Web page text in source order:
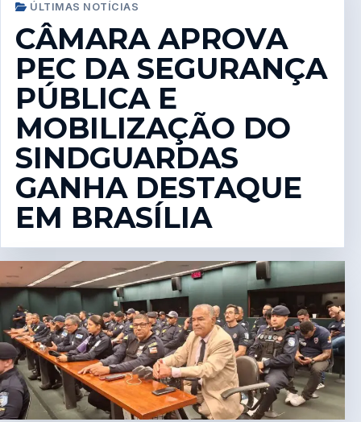
ÚLTIMAS NOTÍCIAS
CÂMARA APROVA
PEC DA SEGURANÇA
PÚBLICA E
MOBILIZAÇÃO DO
SINDGUARDAS
GANHA DESTAQUE
EM BRASÍLIA